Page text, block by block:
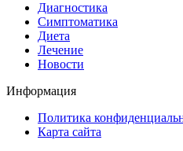
Диагностика
Cимптоматика
Диета
Лечение
Новости
Информация
Политика
Карта сайта